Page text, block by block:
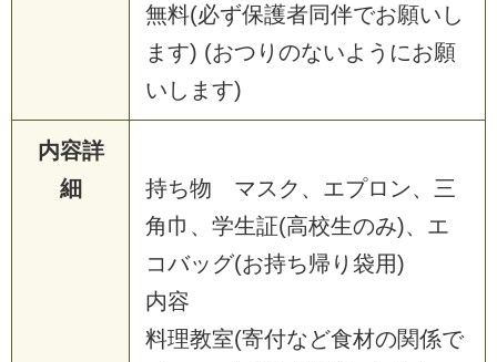
無料(必ず保護者同伴でお願い し
ま す) (おつ り のないよ う にお願
い し ま す)
内容詳
細
持ち物 マ ス ク 、 エプロ ン、 三
角巾 、 学生証(高校生のみ)、 エ
コバッ グ(お持ち帰 り 袋用)
内容
料理教室(寄付など食材の関係で